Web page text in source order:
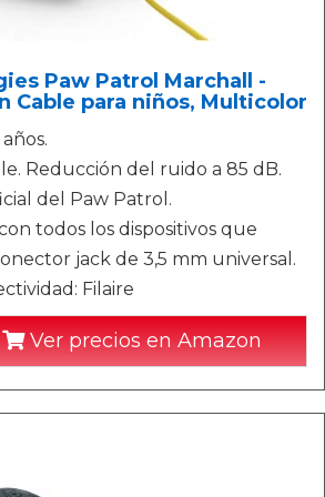
Paw Patrol Marchall -
Cable para niños, Multicolor
Reducción del ruido a 85 dB.
del Paw Patrol.
todos los dispositivos que
jack de 3,5 mm universal.
Filaire
Ver precios en Amazon